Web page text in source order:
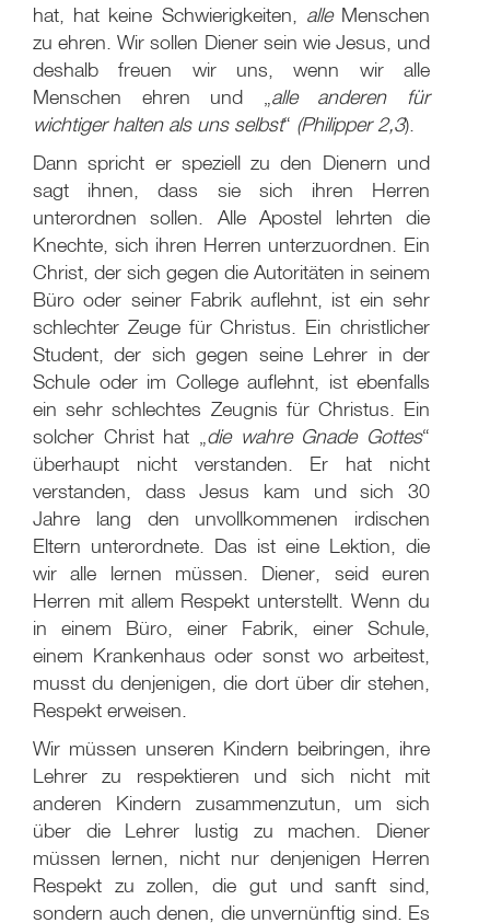
hat, hat keine Schwierigkeiten, alle Menschen
zu ehren. Wir sollen Diener sein wie Jesus, und
deshalb freuen wir uns, wenn wir alle
Menschen ehren und „ alle anderen für
wichtiger halten als uns selbst“ (Philipper 2,3).
Dann spricht er speziell zu den Dienern und
sagt ihnen, dass sie sich ihren Herren
unterordnen sollen. Alle Apostel lehrten die
Knechte, sich ihren Herren unterzuordnen. Ein
Christ, der sich gegen die Autoritäten in seinem
Büro oder seiner Fabrik auflehnt, ist ein sehr
schlechter Zeuge für Christus. Ein christlicher
Student, der sich gegen seine Lehrer in der
Schule oder im College auflehnt, ist ebenfalls
ein sehr schlechtes Zeugnis für Christus. Ein
solcher Christ hat „ die wahre Gnade Gottes“
überhaupt nicht verstanden. Er hat nicht
verstanden, dass Jesus kam und sich 30
Jahre lang den unvollkommenen irdischen
Eltern unterordnete. Das ist eine Lektion, die
wir alle lernen müssen. Diener, seid euren
Herren mit allem Respekt unterstellt. Wenn du
in einem Büro, einer Fabrik, einer Schule,
einem Krankenhaus oder sonst wo arbeitest,
musst du denjenigen, die dort über dir stehen,
Respekt erweisen.
Wir müssen unseren Kindern beibringen, ihre
Lehrer zu respektieren und sich nicht mit
anderen Kindern zusammenzutun, um sich
über die Lehrer lustig zu machen. Diener
müssen lernen, nicht nur denjenigen Herren
Respekt zu zollen, die gut und sanft sind,
sondern auch denen, die unvernünftig sind. Es